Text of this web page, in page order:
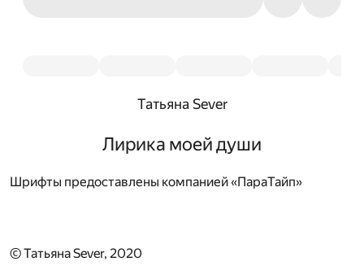
Татьяна Sever
Лирика моей души
Шрифты предоставлены компанией «ПараТайп»
© Татьяна Sever, 2020